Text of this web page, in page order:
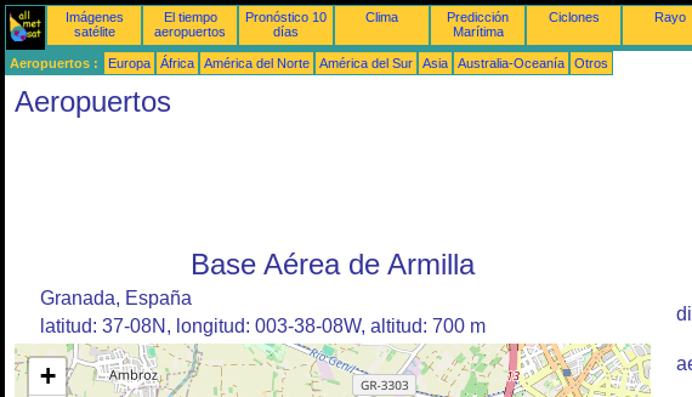
Imágenes
satélite
El tiempo
aeropuertos
Pronóstico 10
días
Clima
Predicción
Marítima
Ciclones Rayo
Aeropuertos : Europa África América del Norte América del Sur Asia Australia-Oceanía Otros
Aeropuertos
Base Aérea de Armilla
Granada, España
latitud: 37-08N, longitud: 003-38-08W, altitud: 700 m
+